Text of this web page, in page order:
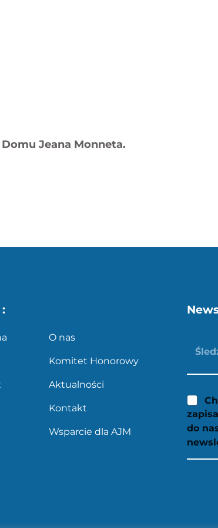
Jeana Monneta.
O nas
Komitet Honorowy
Aktualności
Kontakt
Wsparcie dla AJM
do